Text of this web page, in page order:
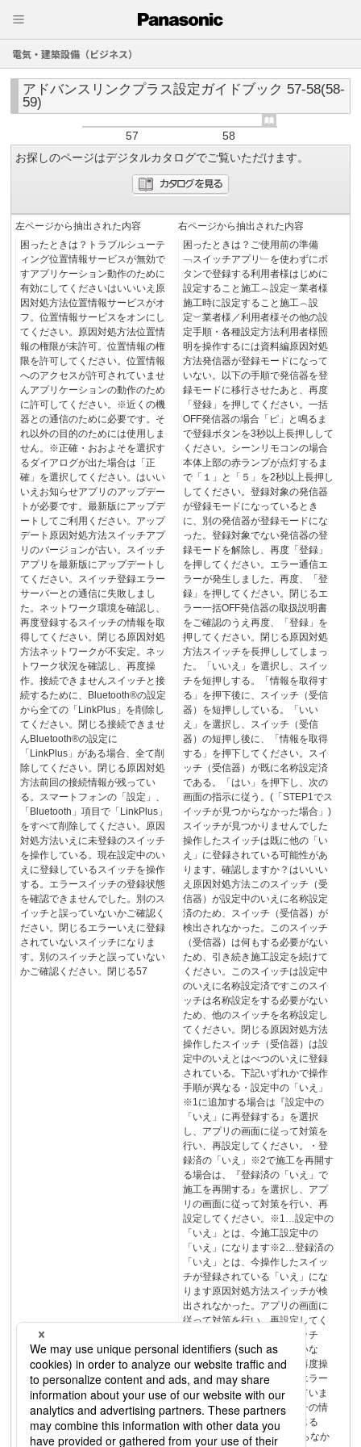
電気・建築設備（ビジネス）
アドバンスリンクプラス設定ガイドブック 57-58(58-
59)
57
58
お探しのページはデジタルカタログでご覧いただけます。
左ページから抽出された内容
困ったときは？トラブルシューテ
ィング位置情報サービスが無効で
すアプリケーション動作のために
有効にしてくださいはいいいえ原
因対処方法位置情報サービスがオ
フ。位置情報サービスをオンにし
てください。原因対処方法位置情
報の権限が未許可。位置情報の権
限を許可してください。位置情報
へのアクセスが許可されていませ
んアプリケーションの動作のため
に許可してください。※近くの機
器との通信のために必要です。そ
れ以外の目的のためには使用しま
せん。※正確・おおよそを選択す
るダイアログが出た場合は「正
確」を選択してください。はいい
いえお知らせアプリのアップデー
トが必要です。最新版にアップデ
ートしてご利用ください。アップ
デート原因対処方法スイッチアプ
リのバージョンが古い。スイッチ
アプリを最新版にアップデートし
てください。スイッチ登録エラー
サーバーとの通信に失敗しまし
た。ネットワーク環境を確認し、
再度登録するスイッチの情報を取
得してください。閉じる原因対処
方法ネットワークが不安定。ネッ
トワーク状況を確認し、再度操
作。接続できませんスイッチと接
続するために、Bluetooth®の設定
から全ての「LinkPlus」を削除し
てください。閉じる接続できませ
んBluetooth®の設定に
「LinkPlus」がある場合、全て削
除してください。閉じる原因対処
方法前回の接続情報が残ってい
る。スマートフォンの「設定」、
「Bluetooth」項目で「LinkPlus」
をすべて削除してください。原因
対処方法いえに未登録のスイッチ
を操作している。現在設定中のい
えに登録しているスイッチを操作
する。エラースイッチの登録状態
を確認できませんでした。別のス
イッチと誤っていないかご確認く
ださい。閉じるエラーいえに登録
されていないスイッチになりま
す。別のスイッチと誤っていない
かご確認ください。閉じる57
右ページから抽出された内容
困ったときは？ご使用前の準備
﹁スイッチアプリ﹂を使わずにボ
タンで登録する利用者様はじめに
設定すること施工︵設定︶業者様
施工時に設定すること施工︵設
定︶業者様／利用者様その他の設
定手順・各種設定方法利用者様照
明を操作するには資料編原因対処
方法発信器が登録モードになって
いない。以下の手順で発信器を登
録モードに移行させたあと、再度
「登録」を押してください。一括
OFF発信器の場合「ピ」と鳴るま
で登録ボタンを3秒以上長押しして
ください。シーンリモコンの場合
本体上部の赤ランプが点灯するま
で「１」と「５」を2秒以上長押し
してください。登録対象の発信器
が登録モードになっているとき
に、別の発信器が登録モードにな
った。登録対象でない発信器の登
録モードを解除し、再度「登録」
を押してください。エラー通信エ
ラーが発生しました。再度、「登
録」を押してください。閉じるエ
ラー一括OFF発信器の取扱説明書
をご確認のうえ再度、「登録」を
押してください。閉じる原因対処
方法スイッチを長押ししてしまっ
た。「いいえ」を選択し、スイッ
チを短押しする。「情報を取得す
る」を押下後に、スイッチ（受信
器）を短押ししている。「いい
え」を選択し、スイッチ（受信
器）の短押し後に、「情報を取得
する」を押下してください。スイ
ッチ（受信器）が既に名称設定済
である。「はい」を押下し、次の
画面の指示に従う。(「STEP1でス
イッチが見つからなかった場合」)
スイッチが見つかりませんでした
操作したスイッチは既に他の「い
え」に登録されている可能性があ
ります。確認しますか？はいいい
え原因対処方法このスイッチ（受
信器）が設定中のいえに名称設定
済のため、スイッチ（受信器）が
検出されなかった。このスイッチ
（受信器）は何もする必要がない
ため、引き続き施工設定を続けて
ください。このスイッチは設定中
のいえに名称設定済ですこのスイ
ッチは名称設定をする必要がない
ため、他のスイッチを名称設定し
てください。閉じる原因対処方法
操作したスイッチ（受信器）は設
定中のいえとはべつのいえに登録
されている。下記いずれかで操作
手順が異なる・設定中の「いえ」
※1に追加する場合は『設定中の
「いえ」に再登録する』を選択
し、アプリの画面に従って対策を
行い、再設定してください。・登
録済の「いえ」※2で施工を再開す
る場合は、『登録済の「いえ」で
施工を再開する』を選択し、アプ
リの画面に従って対策を行い、再
設定してください。※1…設定中の
「いえ」とは、今施工設定中の
「いえ」になります※2…登録済の
「いえ」とは、今操作したスイッ
チが登録されている「いえ」にな
ります原因対処方法スイッチが検
出されなかった。アプリの画面に
従って対策を行い、再設定してく
ださい。原因対処方法スイッチ
（受信器）に名称設定していな
い。スイッチ（受信器）を再度操
作して設定してください。エラー
このスイッチは名称設定していま
せん。再度登録するスイッチの情
報を取得してください。閉じる
STEP1でスイッチが見つからなか